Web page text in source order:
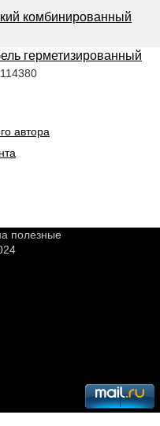
комбинированный
герметизированный
автора
полезные